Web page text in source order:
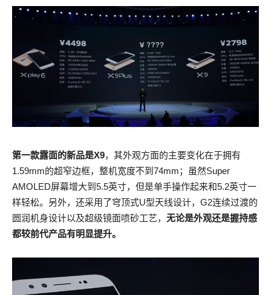
第一款露面的新品是X9，其外观方面的主要变化在于拥有
1.59mm的超窄边框，整机宽度不到74mm；虽然Super
AMOLED屏幕增大到5.5英寸，但是单手操作起来和5.2英寸一
样轻松。另外，还采用了穹顶式U型天线设计，G2连续过渡的
圆润机身设计以及超级镜面喷砂工艺， 无论是外观还是握持感
都较前代产品有明显提升。